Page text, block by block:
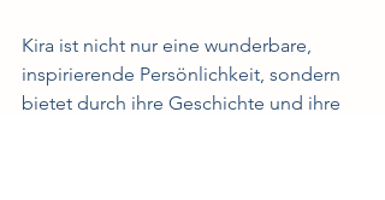
Kira ist nicht nur eine wunderbare,
inspirierende Persönlichkeit, sondern
bietet durch ihre Geschichte und ihre